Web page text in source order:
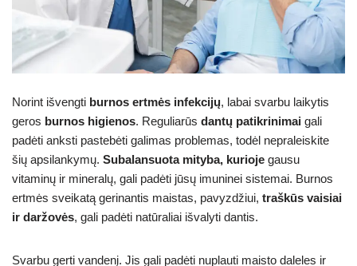
Norint išvengti burnos ertmės infekcijų, labai svarbu laikytis
geros burnos higienos. Reguliarūs dantų patikrinimai gali
padėti anksti pastebėti galimas problemas, todėl nepraleiskite
šių apsilankymų. Subalansuota mityba, kurioje gausu
vitaminų ir mineralų, gali padėti jūsų imuninei sistemai. Burnos
ertmės sveikatą gerinantis maistas, pavyzdžiui, traškūs vaisiai
ir daržovės, gali padėti natūraliai išvalyti dantis.
Svarbu gerti vandenį. Jis gali padėti nuplauti maisto daleles ir